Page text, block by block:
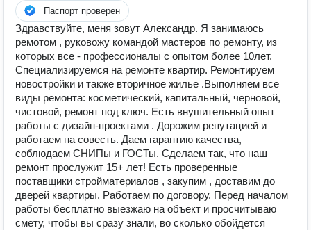
Паспорт проверен
Здравствуйте, меня зовут Александр. Я занимаюсь
ремотом , руковожу командой мастеров по ремонту, из
которых все - профессионалы с опытом более 10лет.
Специализируемся на ремонте квартир. Ремонтируем
новостройки и также вторичное жилье .Выполняем все
виды ремонта: косметический, капитальный, черновой,
чистовой, ремонт под ключ. Есть внушительный опыт
работы с дизайн-проектами . Дорожим репутацией и
работаем на совесть. Даем гарантию качества,
соблюдаем СНИПы и ГОСТы. Сделаем так, что наш
ремонт прослужит 15+ лет! Есть проверенные
поставщики стройматериалов , закупим , доставим до
дверей квартиры. Работаем по договору. Перед началом
работы бесплатно выезжаю на объект и просчитываю
смету, чтобы вы сразу знали, во сколько обойдется